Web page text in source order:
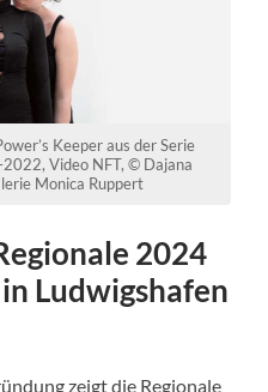
Keeper aus der Serie
Video NFT, © Dajana
Monica Ruppert
2024
Ludwigshafen
zeigt die Regionale